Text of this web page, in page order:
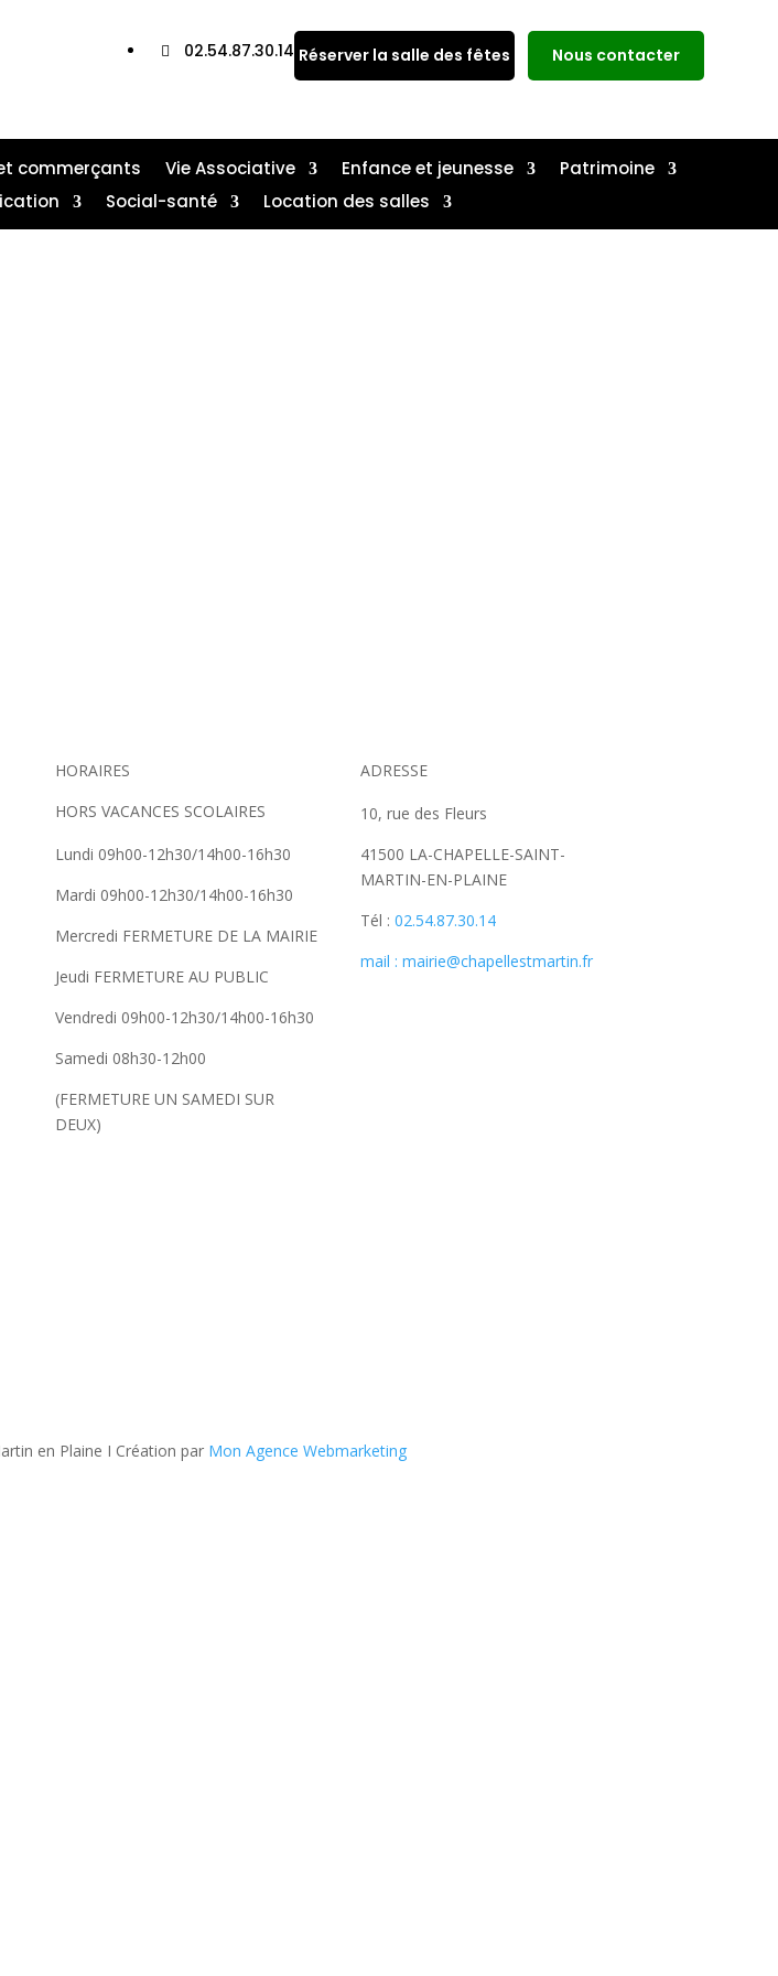
 02.54.87.30.14 Réserver la salle des fêtes Nous contacter
commerçants Vie Associative Enfance et jeunesse
Patrimoine
Social-santé Location des salles
HORAIRES
HORS VACANCES SCOLAIRES
Lundi 09h00-12h30/14h00-16h30
Mardi 09h00-12h30/14h00-16h30
Mercredi FERMETURE DE LA MAIRIE
Jeudi FERMETURE AU PUBLIC
Vendredi 09h00-12h30/14h00-16h30
Samedi 08h30-12h00
(FERMETURE UN SAMEDI SUR
DEUX)
ADRESSE
10, rue des Fleurs
41500 LA-CHAPELLE-SAINT-
MARTIN-EN-PLAINE
Tél : 02.54.87.30.14
mail : mairie@chapellestmartin.fr
en Plaine I Création par Mon Agence Webmarketing